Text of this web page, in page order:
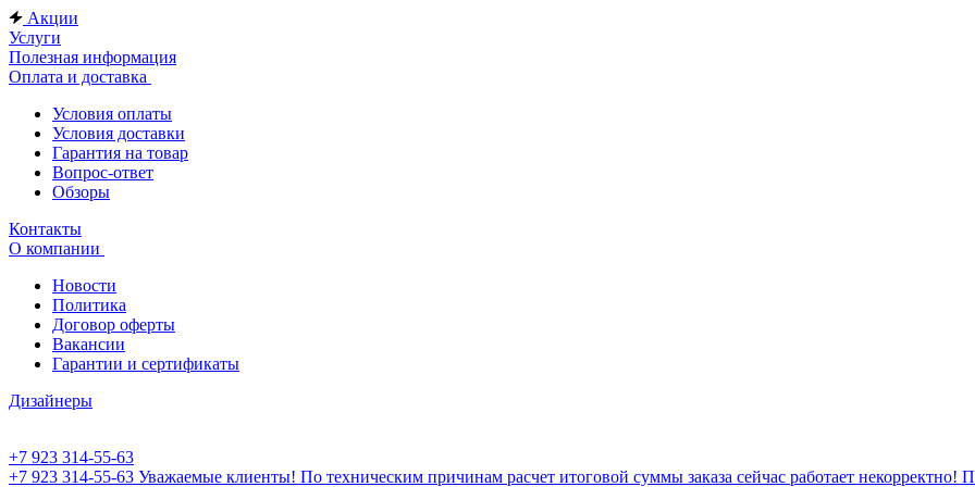
Акции
Услуги
Полезная информация
Оплата и доставка
Условия оплаты
Условия доставки
Гарантия на товар
Вопрос-ответ
Обзоры
Контакты
О компании
Новости
Политика
Договор оферты
Вакансии
Гарантии и сертификаты
Дизайнеры
+7 923 314-55-63
+7 923 314-55-63 Уважаемые клиенты! По техническим причинам расчет итоговой суммы заказа сейчас работает